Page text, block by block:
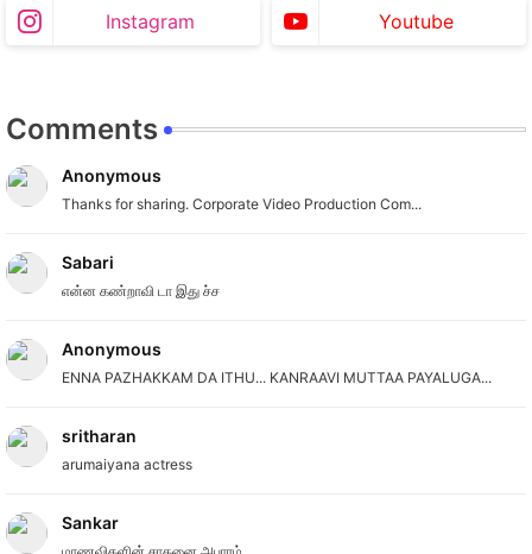
Instagram Youtube
Comments
Anonymous
Thanks for sharing. Corporate Video Production Com...
Sabari
என்ன கண்றாவி டா இது ச்ச
Anonymous
ENNA PAZHAKKAM DA ITHU... KANRAAVI MUTTAA PAYALUGA...
sritharan
arumaiyana actress
Sankar